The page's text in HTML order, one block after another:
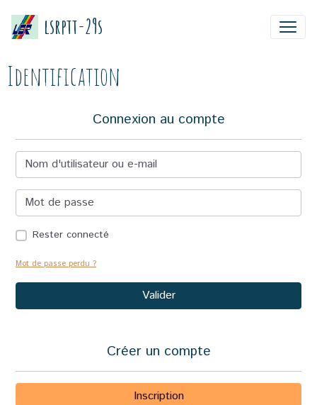
lsrptt-29s
Identification
Connexion au compte
Rester connecté
Mot de passe perdu ?
Valider
Créer un compte
Inscription